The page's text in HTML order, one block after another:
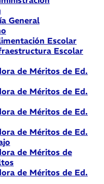
General
Escolar
Escolar
de Méritos de Ed.
de Méritos de Ed.
de Méritos de Ed.
de Méritos de Ed.
de Méritos de
de Méritos de Ed.